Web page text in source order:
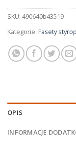
SKU: 490640b43519
Kategorie: Fasety
OPIS
INFORMACJE